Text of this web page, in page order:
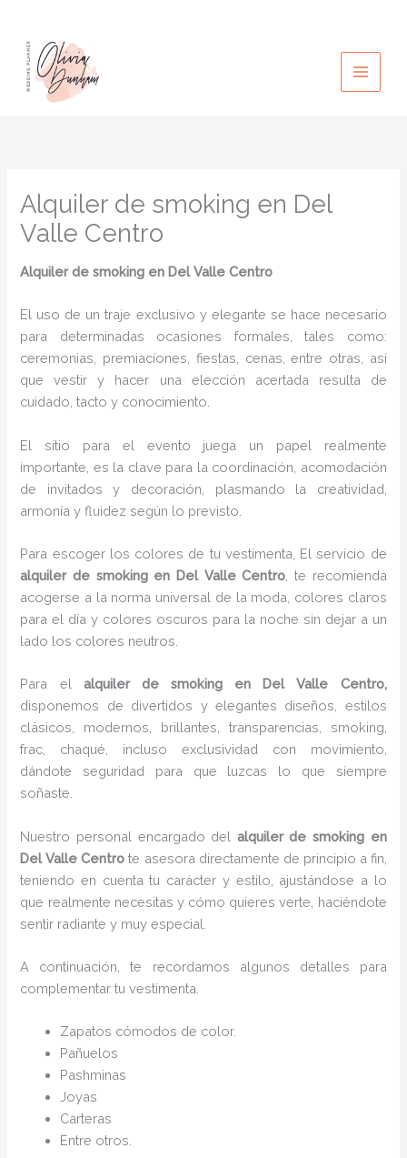
contenido
Alquiler de smoking en Del
Valle Centro
Alquiler de smoking en Del Valle Centro
El uso de un traje exclusivo y elegante se hace necesario
para determinadas ocasiones formales, tales como:
ceremonias, premiaciones, fiestas, cenas, entre otras, así
que vestir y hacer una elección acertada resulta de
cuidado, tacto y conocimiento.
El sitio para el evento juega un papel realmente
importante, es la clave para la coordinación, acomodación
de invitados y decoración, plasmando la creatividad,
armonía y fluidez según lo previsto.
Para escoger los colores de tu vestimenta, El servicio de
alquiler de smoking en Del Valle Centro , te recomienda
acogerse a la norma universal de la moda, colores claros
para el día y colores oscuros para la noche sin dejar a un
lado los colores neutros.
Para el alquiler de smoking
en Del Valle Centro,
disponemos de divertidos y elegantes diseños, estilos
clásicos, modernos, brillantes, transparencias, smoking,
frac, chaqué, incluso exclusividad con movimiento,
dándote seguridad para que luzcas lo que siempre
soñaste.
Nuestro personal encargado del alquiler de smoking en
Del Valle Centro te asesora directamente de principio a fin,
teniendo en cuenta tu carácter y estilo, ajustándose a lo
que realmente necesitas y cómo quieres verte, haciéndote
sentir radiante y muy especial.
A continuación, te recordamos algunos detalles para
complementar tu vestimenta.
Zapatos cómodos de color.
Pañuelos
Pashminas
Joyas
Carteras
Entre otros.